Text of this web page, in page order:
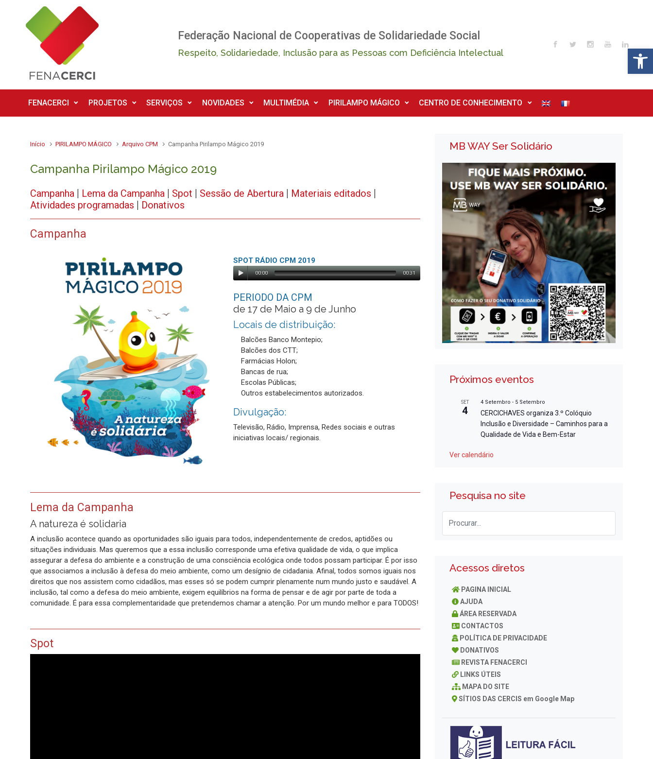
Skip to main content
Federação Nacional de Cooperativas de Solidariedade Social
Respeito, Solidariedade, Inclusão para as Pessoas com Deficiência Intelectual
FENACERCI PROJETOS SERVIÇOS NOVIDADES MULTIMÉDIA PIRILAMPO MÁGICO CENTRO DE CONHECIMENTO
Início PIRILAMPO MÁGICO Arquivo CPM Campanha Pirilampo Mágico 2019
Campanha Pirilampo Mágico 2019
Campanha Lema da Campanha Spot Sessão de Abertura Materiais editados
Atividades programadas
Donativos
Campanha
SPOT RÁDIO CPM 2019
00:00 00:31
PERIODO DA CPM
de 17 de Maio a 9 de Junho
Locais de distribuição:
Balcões Banco Montepio;
Balcões dos CTT;
Farmácias Holon;
Bancas de rua;
Escolas Públicas;
Outros estabelecimentos autorizados.
Divulgação:
Televisão, Rádio, Imprensa, Redes sociais e outras
iniciativas locais/ regionais.
Lema da Campanha
A natureza é solidaria
A inclusão acontece quando as oportunidades são iguais para todos, independentemente de credos, aptidões ou
situações individuais. Mas queremos que a essa inclusão corresponde uma efetiva qualidade de vida, o que implica
assegurar a defesa do ambiente e a construção de uma consciência ecológica onde todos possam participar. É por isso
que associamos a inclusão à defesa do meio ambiente, como um desígnio de cidadania. Afinal, todos somos iguais nos
direitos que nos assistem como cidadãos, mas esses só se podem cumprir plenamente num mundo justo e saudável. A
inclusão, tal como a defesa do meio ambiente, exigem equilíbrios na forma de pensar e de agir por parte de toda a
comunidade. É para essa complementaridade que pretendemos chamar a atenção. Por um mundo melhor e para TODOS!
Spot
MB WAY Ser Solidário
Próximos eventos
SET
4
4 Setembro - 5 Setembro
CERCICHAVES organiza 3.º Colóquio
Inclusão e Diversidade – Caminhos para a
Qualidade de Vida e Bem-Estar
Ver calendário
Pesquisa no site
Acessos diretos
PAGINA INICIAL
AJUDA
ÁREA RESERVADA
CONTACTOS
POLÍTICA DE PRIVACIDADE
DONATIVOS
REVISTA FENACERCI
LINKS ÚTEIS
MAPA DO SITE
SÍTIOS DAS CERCIS em Google Map